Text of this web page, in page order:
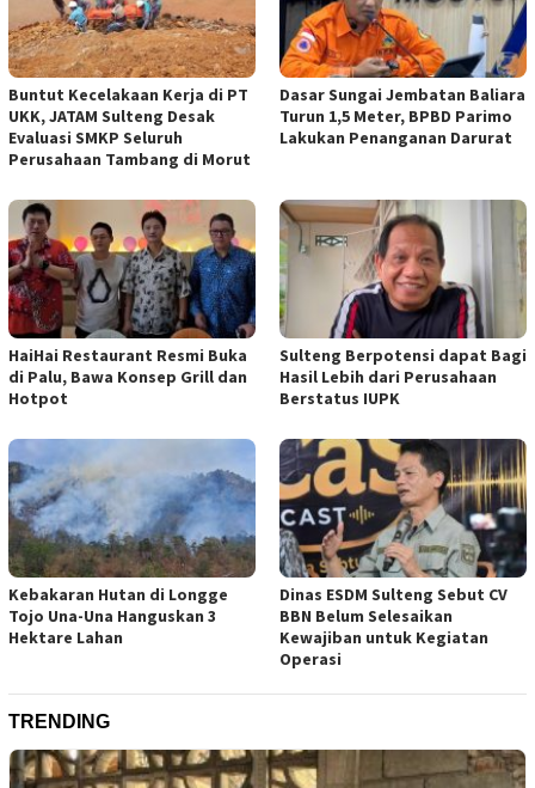
Buntut Kecelakaan Kerja di PT
UKK, JATAM Sulteng Desak
Evaluasi SMKP Seluruh
Perusahaan Tambang di Morut
Dasar Sungai Jembatan Baliara
Turun 1,5 Meter, BPBD Parimo
Lakukan Penanganan Darurat
HaiHai Restaurant Resmi Buka
di Palu, Bawa Konsep Grill dan
Hotpot
Sulteng Berpotensi dapat Bagi
Hasil Lebih dari Perusahaan
Berstatus IUPK
Kebakaran Hutan di Longge
Tojo Una-Una Hanguskan 3
Hektare Lahan
Dinas ESDM Sulteng Sebut CV
BBN Belum Selesaikan
Kewajiban untuk Kegiatan
Operasi
TRENDING